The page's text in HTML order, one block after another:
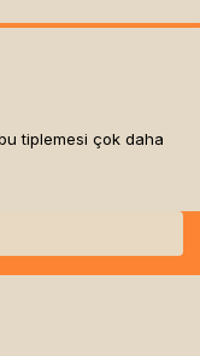
tiplemesi çok daha